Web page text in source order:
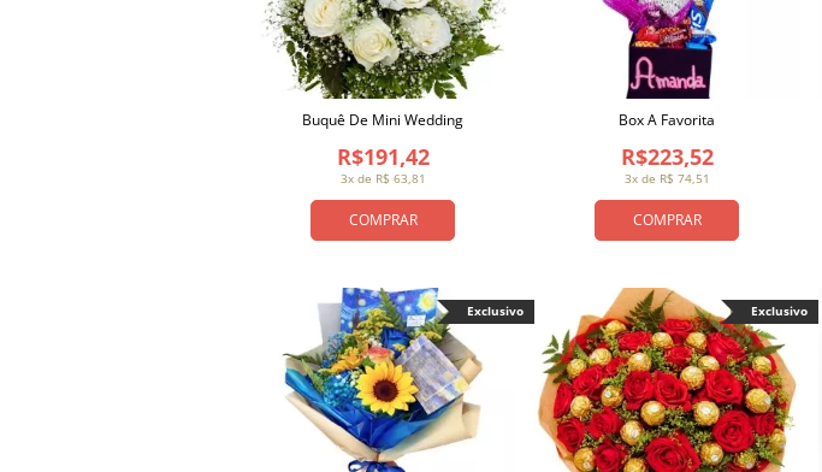
COMPRAR
3x de R$ 63,81
R$191,42
Buquê De Mini Wedding
COMPRAR
3x de R$ 74,51
R$223,52
Box A Favorita
Exclusivo Exclusivo